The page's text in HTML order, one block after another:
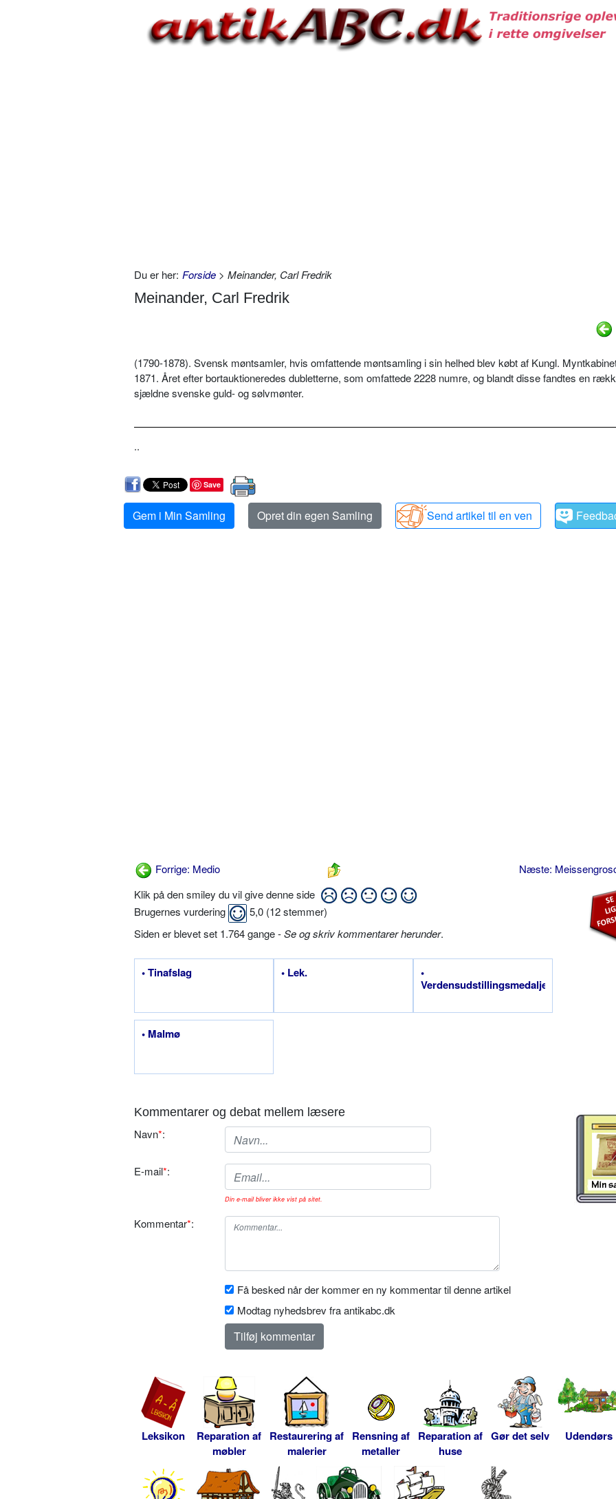
Du er her: Forside > Meinander, Carl Fredrik
Meinander, Carl Fredrik
(1790-1878). Svensk møntsamler, hvis omfattende møntsamling i sin helhed blev købt af Kungl.
1871. Året efter bortauktioneredes dubletterne, som omfattede 2228 numre, og blandt disse fandtes en
sjældne svenske guld- og sølvmønter.
..
Save
Gem i Min Samling Opret din egen Samling Send artikel til en ven
Forrige: Medio
Næste:
Klik på den smiley du vil give denne side
Brugernes vurdering
5,0 (12stemmer)
Siden er blevet set 1.764 gange -Se og skriv kommentarer herunder.
• Tinafslag • Lek.
•
Verdensudstillingsmedaljer
• Malmø
Kommentarer og debat mellem læsere
Navn*:
E-mail*:
Din e-mail bliver ikke vist på sitet.
Kommentar*:
Få besked når der kommer en ny kommentar til denne artikel
Modtag nyhedsbrev fra antikabc.dk
Leksikon
Reparation af
møbler
Restaurering af
malerier
Rensning af
metaller
Reparation af
huse
Gør det selv Udendørs